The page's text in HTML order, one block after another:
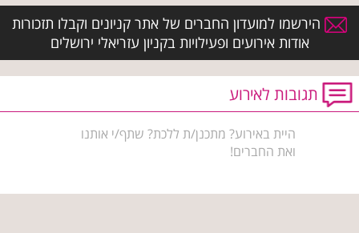
הירשמו למועדון החברים של אתר קניונים וקבלו תזכורות
אודות אירועים ופעילויות בקניון עזריאלי ירושלים
תגובות לאירוע
היית באירוע? מתכנן/ת ללכת? שתף/י אותנו
ואת החברים!